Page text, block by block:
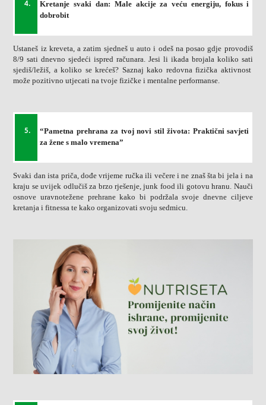
4.
Kretanje svaki dan: Male akcije za veću energiju, fokus i
dobrobit
Ustaneš iz kreveta, a zatim sjedneš u auto i odeš na posao gdje provodiš
8/9 sati dnevno sjedeći ispred računara. Jesi li ikada brojala koliko sati
sjediš/ležiš, a koliko se krećeš? Saznaj kako redovna fizička aktivnost
može pozitivno utjecati na tvoje fizičke i mentalne performanse.
5.
“Pametna prehrana za tvoj novi stil života: Praktični savjeti
za žene s malo vremena”
Svaki dan ista priča, dođe vrijeme ručka ili večere i ne znaš šta bi jela i na
kraju se uvijek odlučiš za brzo rješenje, junk food ili gotovu hranu. Nauči
osnove uravnotežene prehrane kako bi podržala svoje dnevne ciljeve
kretanja i fitnessa te kako organizovati svoju sedmicu.